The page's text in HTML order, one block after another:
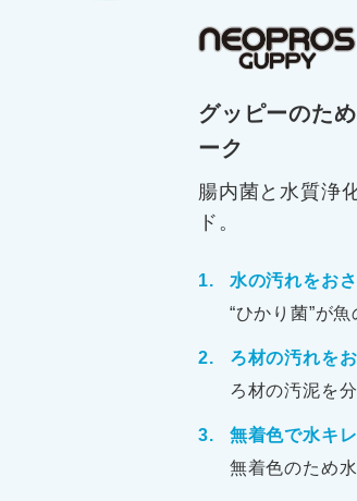
グッピーのた
ーク
腸内菌と水質浄
ド。
水の汚れをお
“ひかり菌”が
ろ材の汚れを
ろ材の汚泥を
無着色で水キ
無着色のため